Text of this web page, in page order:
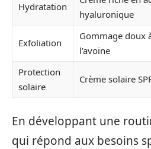
Hydratation
hyaluronique
Exfoliation
Gommage doux
l’avoine
Protection
solaire
Crème solaire
En développant une
qui répond aux besoins